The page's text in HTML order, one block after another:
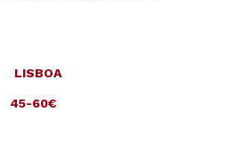
LISBOA
45-60€